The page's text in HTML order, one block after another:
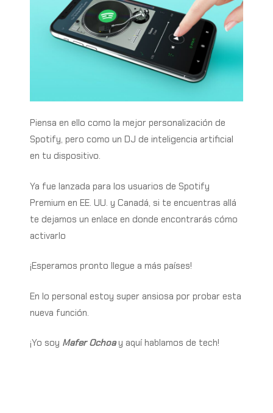
Piensa en ello como la mejor personalización de
Spotify, pero como un DJ de inteligencia artificial
en tu dispositivo.
Ya fue lanzada para los usuarios de Spotify
Premium en EE. UU. y Canadá, si te encuentras allá
te dejamos un enlace en donde encontrarás cómo
activarlo
¡Esperamos pronto llegue a más países!
En lo personal estoy super ansiosa por probar esta
nueva función.
¡Yo soy Mafer Ochoay aquí hablamos de tech!